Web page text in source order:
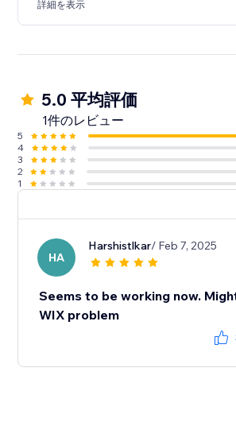
詳細を表示
5.0 平均評価
1件のレビュー
5
4
3
2
1
HA
Harshistlkar/ Feb 7, 2025
Seems to be working now.
WIX problem